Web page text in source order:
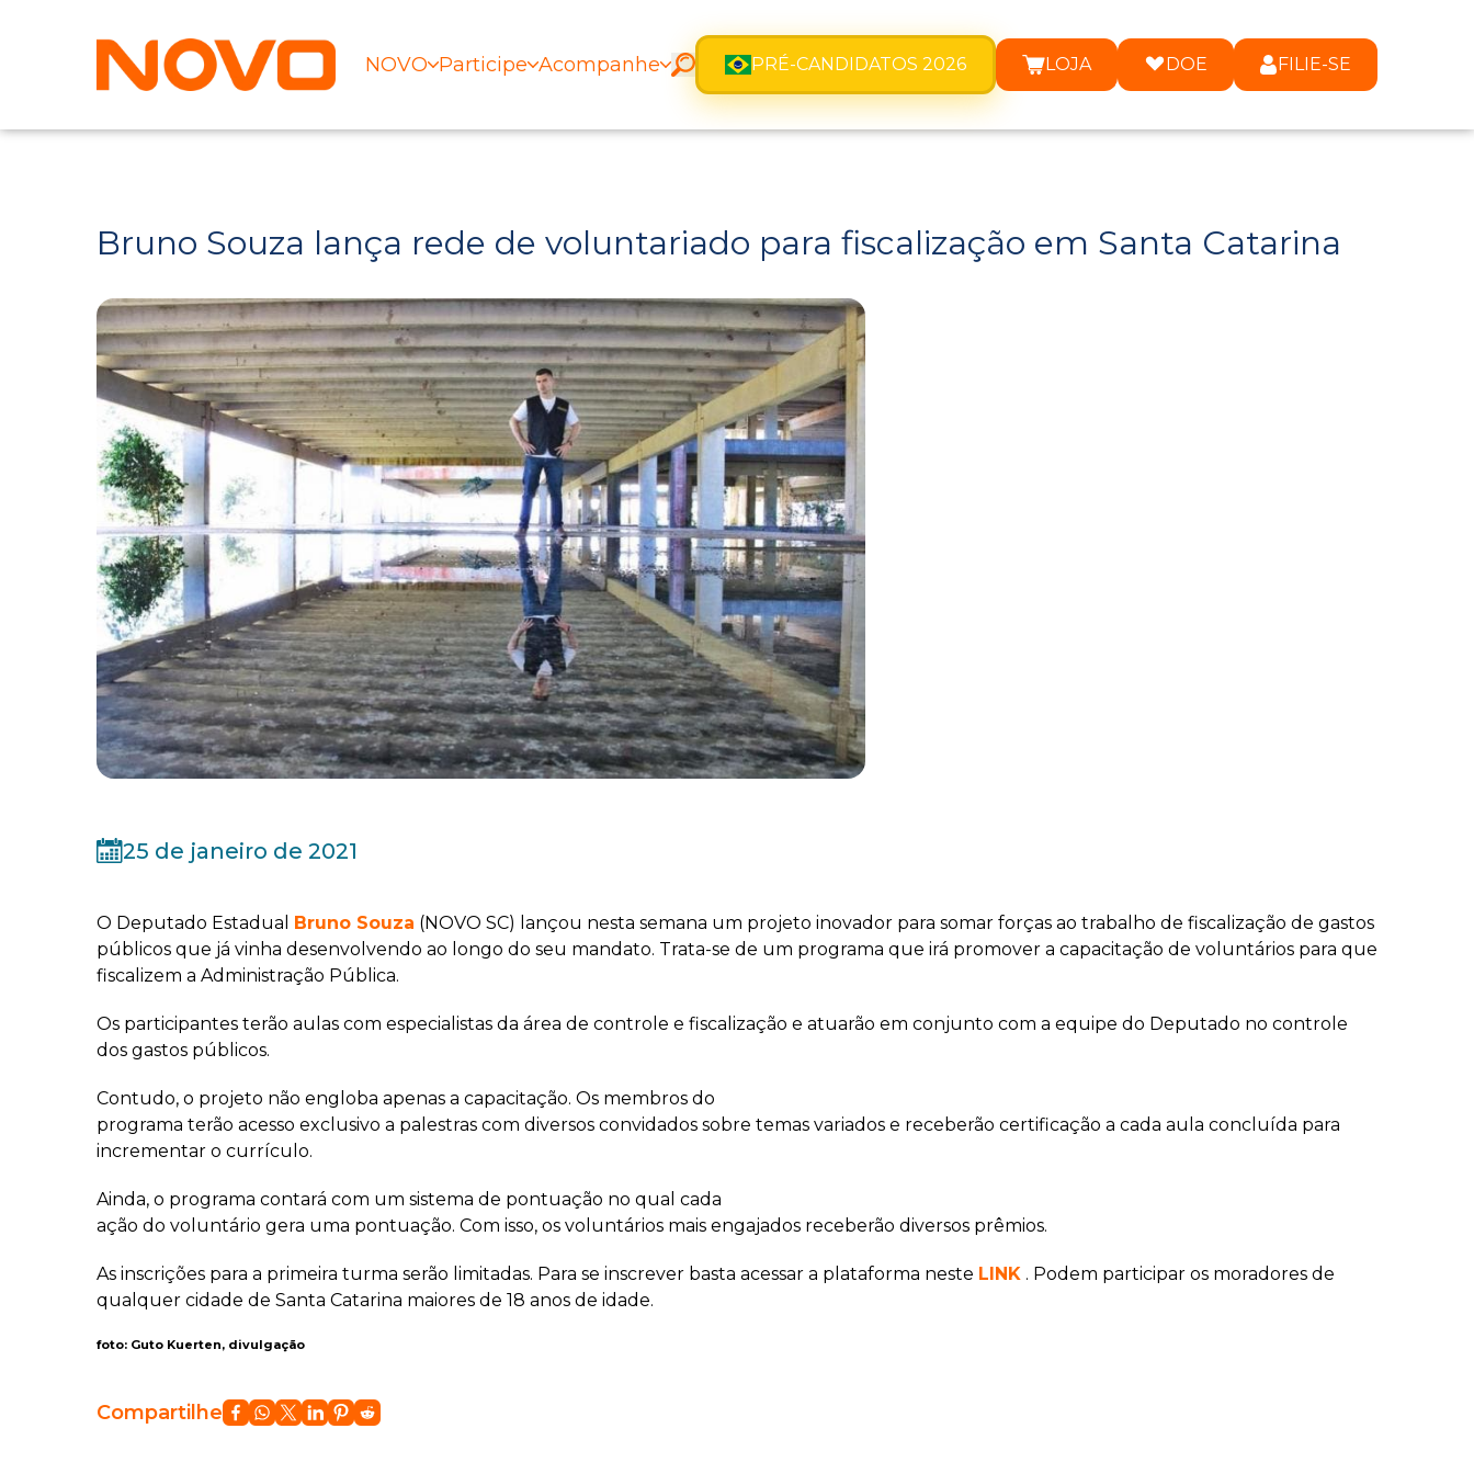
NOVO Participe Acompanhe PRÉ-CANDIDATOS 2026 LOJA DOE FILIE-SE
Bruno Souza lança rede de voluntariado para fiscalização em Santa Catarina
25 de janeiro de 2021
O Deputado Estadual Bruno Souza (NOVO SC) lançou nesta semana um projeto inovador para somar forças ao trabalho de fiscalização de gastos
públicos que já vinha desenvolvendo ao longo do seu mandato. Trata-se de um programa que irá promover a capacitação de voluntários para que
fiscalizem a Administração Pública.
Os participantes terão aulas com especialistas da área de controle e fiscalização e atuarão em conjunto com a equipe do Deputado no controle
dos gastos públicos.
Contudo, o projeto não engloba apenas a capacitação. Os membros do
programa terão acesso exclusivo a palestras com diversos convidados sobre temas variados e receberão certificação a cada aula concluída para
incrementar o currículo.
Ainda, o programa contará com um sistema de pontuação no qual cada
ação do voluntário gera uma pontuação. Com isso, os voluntários mais engajados receberão diversos prêmios.
As inscrições para a primeira turma serão limitadas. Para se inscrever basta acessar a plataforma neste LINK . Podem participar os moradores de
qualquer cidade de Santa Catarina maiores de 18 anos de idade.
foto: Guto Kuerten, divulgação
Compartilhe